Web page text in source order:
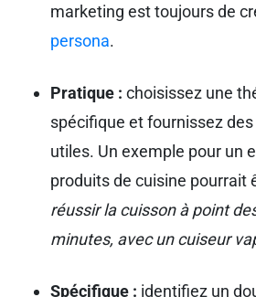
marketing est toujours de
persona.
Pratique : choisissez une
spécifique et fournissez
utiles. Un exemple pour un
produits de cuisine pourrait
réussir la cuisson à point
minutes, avec un cuiseur
Spécifique : identifiez un